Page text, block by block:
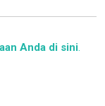
Anda di sini.